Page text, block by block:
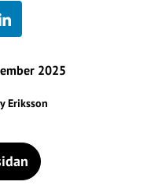
2025
Eriksson